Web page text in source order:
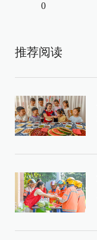
0
推荐阅读